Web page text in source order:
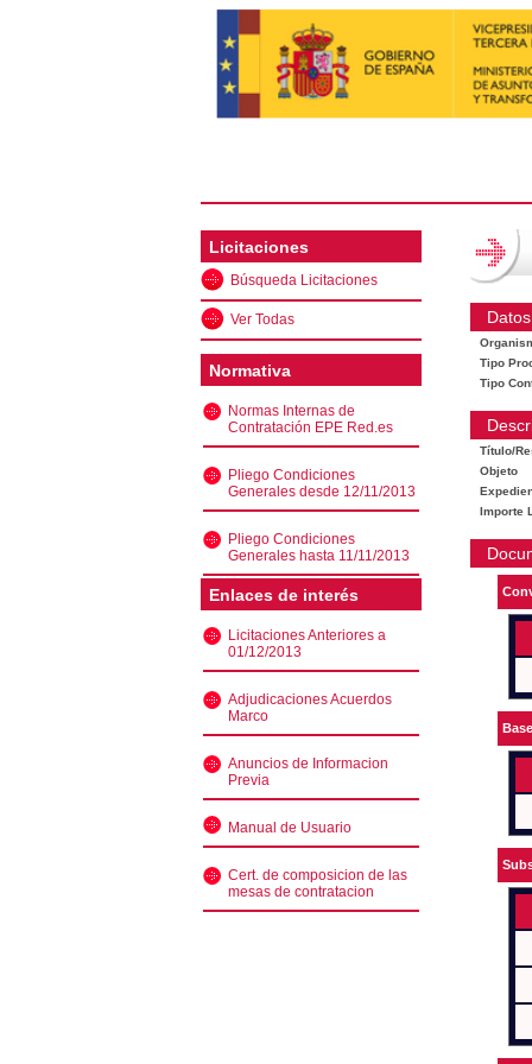
Licitaciones
Búsqueda Licitaciones
Ver Todas
Normativa
Normas Internas de
Contratación EPE Red.es
Pliego Condiciones
Generales desde 12/11/2013
Pliego Condiciones
Generales hasta 11/11/2013
Enlaces de interés
Licitaciones Anteriores a
01/12/2013
Adjudicaciones Acuerdos
Marco
Anuncios de Informacion
Previa
Manual de Usuario
Cert. de composicion de las
mesas de contratacion
Tipo
Tipo
Título/
Objeto
Importe